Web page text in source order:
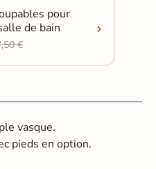
pour
de bain
€
vasque.
pieds en option.